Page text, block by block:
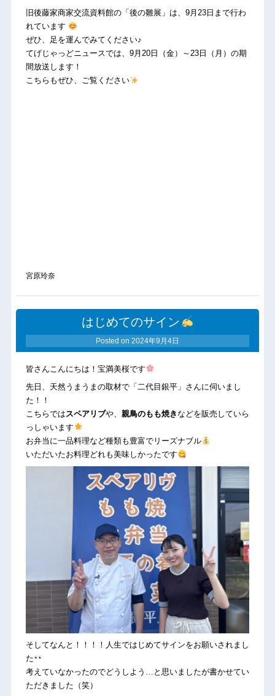
旧後藤家商家交流資料館の「後の雛展」は、9月23日まで行わ
れています
ぜひ、足を運んでみてください♪
てげじゃっどニュースでは、9月20日（金）～23日（月）の期
間放送します！
こちらもぜひ、ご覧ください
宮原玲奈
はじめてのサイン
Posted on 2024年9月4日
皆さんこんにちは！宝満美桜です
先日、天然うまうまの取材で「二代目銀平」さんに伺いまし
た！！
こちらではスペアリブや、 親鳥のもも焼きなどを販売していら
っしゃいます
お弁当に一品料理など種類も豊富でリーズナブル
いただいたお料理どれも美味しかったです
そしてなんと！！！！人生ではじめてサインをお願いされまし
た
考えていなかったのでどうしよう…と思いましたが書かせてい
ただきました（笑）